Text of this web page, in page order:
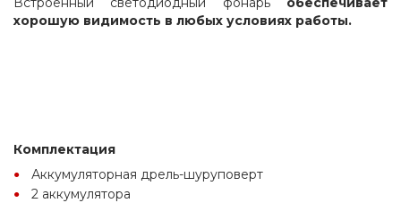
хорошую видимость в любых условиях работы.
Комплектация
Аккумуляторная дрель-шуруповерт
2 аккумулятора